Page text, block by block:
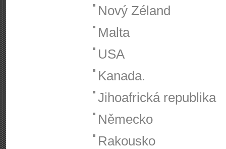
Nový Zéland
Malta
USA
Kanada.
Jihoafrická republika
Německo
Rakousko